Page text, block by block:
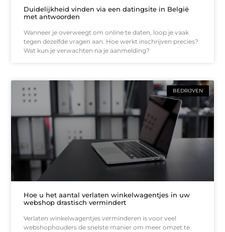
Duidelijkheid vinden via een datingsite in België
met antwoorden
Wanneer je overweegt om online te daten, loop je vaak
tegen dezelfde vragen aan. Hoe werkt inschrijven precies?
Wat kun je verwachten na je aanmelding?
BEDRIJVEN
Hoe u het aantal verlaten winkelwagentjes in uw
webshop drastisch vermindert
Verlaten winkelwagentjes verminderen is voor veel
webshophouders de snelste manier om meer omzet te